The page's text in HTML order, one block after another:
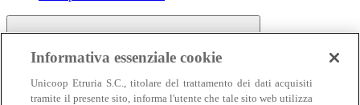
Informativa essenziale cookie
Unicoop Etruria S.C., titolare del trattamento dei dati acquisiti
tramite il presente sito, informa l'utente che tale sito web utilizza